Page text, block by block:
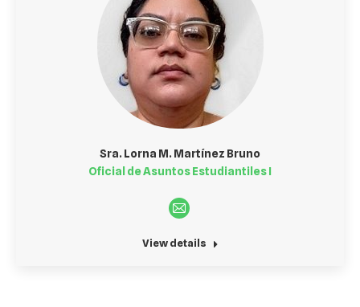
Sra. Lorna M. Martínez Bruno
Oficial de Asuntos Estudiantiles I
E-
mail
View details